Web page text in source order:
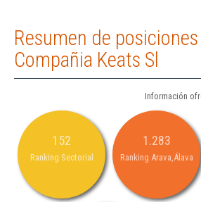
Resumen de
Compañia Keats Sl
Información
152
Ranking Sectorial
1.283
Ranking Arava,Álava